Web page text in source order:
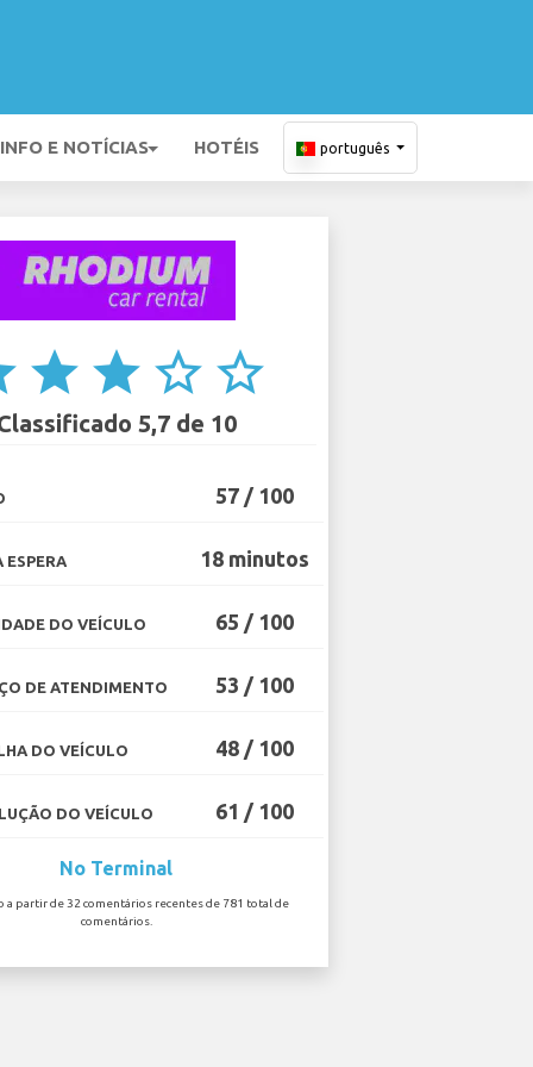
INFO E NOTÍCIAS HOTÉIS português
star star star_border star_border
5,7 de 10
57 / 100
ESPERA 18 minutos
DO VEÍCULO 65 / 100
DE ATENDIMENTO 53 / 100
DO VEÍCULO 48 / 100
DO VEÍCULO 61 / 100
No Terminal
a partir de 32 comentários recentes de 781 total de
comentários.